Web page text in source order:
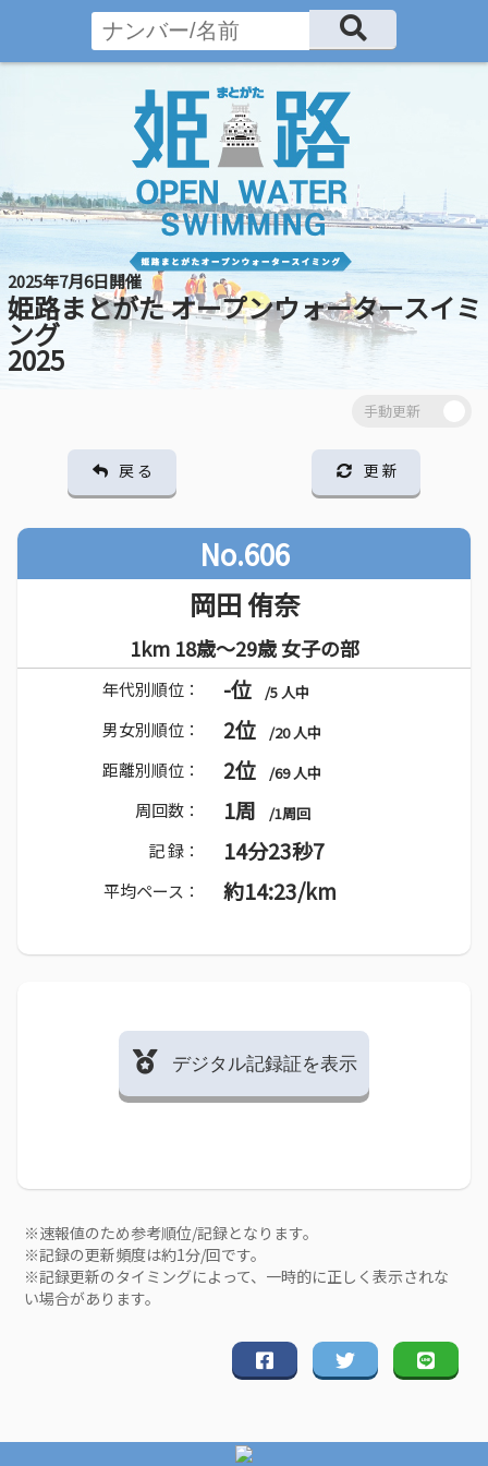
2025年7月6日開催
姫路まとがた オープンウォータースイミ
ング
2025
戻 る 更 新
No.606
岡田 侑奈
1km 18歳～29歳 女子の部
年代別順位： -位 /5 人中
男女別順位： 2位 /20 人中
距離別順位： 2位 /69 人中
周回数： 1周 /1周回
記 録： 14分23秒7
平均ペース： 約14:23/km
デジタル記録証を表示
※速報値のため参考順位/記録となります。
※記録の更新頻度は約1分/回です。
※記録更新のタイミングによって、一時的に正しく表示されな
い場合があります。